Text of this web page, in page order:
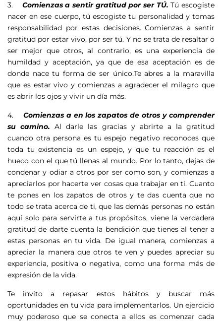
3. Comienzas a sentir gratitud por ser TÚ. Tú escogiste
nacer en ese cuerpo, tú escogiste tu personalidad y tomas
responsabilidad por estas decisiones. Comienzas a sentir
gratitud por estar vivo, por ser tú. Y no se trata de resaltar o
ser mejor que otros, al contrario, es una experiencia de
humildad y aceptación, ya que de esa aceptación es de
donde nace tu forma de ser único.Te abres a la maravilla
que es estar vivo y comienzas a agradecer el milagro que
es abrir los ojos y vivir un día más.
4. Comienzas a en los zapatos de otros y comprender
su camino. Al darle las gracias y abrirte a la gratitud
cuando otra persona es tu espejo negativo reconoces que
toda tu existencia es un espejo, y que tu reacción es el
hueco con el que tú llenas al mundo. Por lo tanto, dejas de
condenar y odiar a otros por ser como son, y comienzas a
apreciarlos por hacerte ver cosas que trabajar en ti. Cuanto
te pones en los zapatos de otros y te das cuenta que no
todo se trata acerca de ti, que las demás personas no están
aquí solo para servirte a tus propósitos, viene la verdadera
gratitud de darte cuenta la bendición que tienes al tener a
estas personas en tu vida. De igual manera, comienzas a
apreciar la manera que otros te ven y puedes apreciar su
experiencia, positiva o negativa, como una forma más de
expresión de la vida.
Te invito a repasar estos hábitos y buscar más
oportunidades en tu vida para implementarlos. Un ejercicio
muy poderoso que se conecta a ellos es comenzar cada